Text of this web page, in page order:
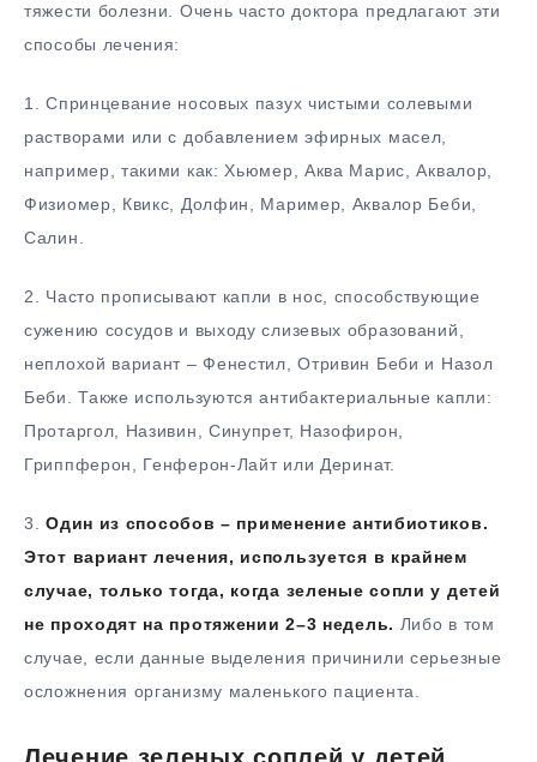
тяжести болезни. Очень часто доктора предлагают эти
способы лечения:
1. Спринцевание носовых пазух чистыми солевыми
растворами или с добавлением эфирных масел,
например, такими как: Хьюмер, Аква Марис, Аквалор,
Физиомер, Квикс, Долфин, Маример, Аквалор Беби,
Салин.
2. Часто прописывают капли в нос, способствующие
сужению сосудов и выходу слизевых образований,
неплохой вариант – Фенестил, Отривин Беби и Назол
Беби. Также используются антибактериальные капли:
Протаргол, Називин, Синупрет, Назофирон,
Гриппферон, Генферон-Лайт или Деринат.
3.Один из способов – применение антибиотиков.
Этот вариант лечения, используется в крайнем
случае, только тогда, когда зеленые сопли у детей
не проходят на протяжении 2–3 недель. Либо в том
случае, если данные выделения причинили серьезные
осложнения организму маленького пациента.